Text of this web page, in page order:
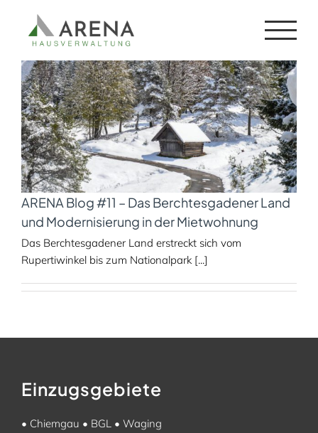
springen
königssee
ARENA Blog #11 – Das Berchtesgadener Land
und Modernisierung in der Mietwohnung
Das Berchtesgadener Land erstreckt sich vom
Rupertiwinkel bis zum Nationalpark [...]
Einzugsgebiete
• Chiemgau • BGL • Waging